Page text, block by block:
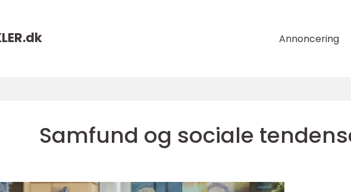
dk Annoncering
Samfund og sociale